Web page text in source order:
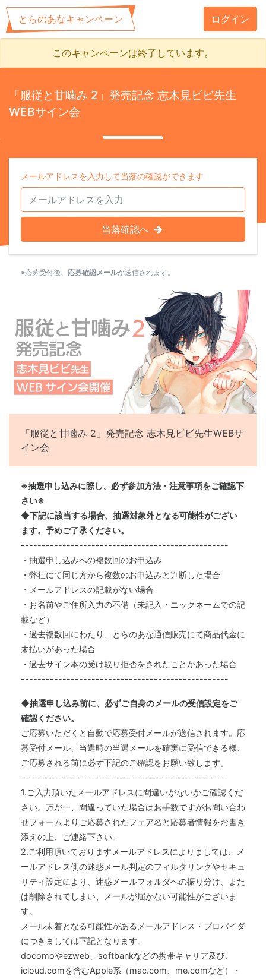
とらのあなキャンペーン ログイン
このキャンペーンは終了しています。
「服従と甘噛み 2」発売記念 志木見ビビ先生
WEBサイン会
メールアドレスを入力して当落の確認ができます
当落確認へ
※応募受付後、 応募確認メールが送信されます。
「服従と甘噛み 2」発売記念 志木見ビビ先生WEBサ
イン会
※抽選申し込みに際し、必ず参加方法・注意事項をご確認下
さい※
◆下記に該当する場合、抽選対象外となる可能性がござい
ます。予めご了承ください。
--------------------------------------------------
・抽選申し込みへの複数回のお申込み
・弊社にて同じ方から複数のお申込みと判断した場合
・メールアドレスの記載がない場合
・お名前やご住所入力の不備（未記入・ニックネームでの記
載など）
・過去複数回にわたり、とらのあな通信販売にて商品代金に
未払いがあった場合
・過去サイン本の受け取り拒否をされたことがあった場合
--------------------------------------------------
◆抽選申し込み前に、必ずご自身のメールの受信設定をご
確認ください。
ご応募いただくと自動で応募受付メールが送信されます。応
募受付メール、当選時の当選メールを確実に受信できる様、
ご応募される前に必ず下記のご確認をお願い致します。
--------------------------------------------------
1.ご入力頂いたメールアドレスに間違いがないかご確認くだ
さい。万が一、間違っていた場合はお手数ですがお問い合わ
せフォームよりご応募されたフェア名と応募者情報をお書き
添えの上、ご連絡下さい。
2.ご利用頂いておりますメールアドレスによりましては、メ
ールアドレス側の迷惑メール判定のフィルタリングやセキュ
リティ設定により、迷惑メールフォルダへの振り分け、また
は削除されてしまい、メールが届かない可能性がございま
す。
メール未着となる可能性があるメールアドレス・プロパイダ
につきましては下記となります。
docomoやezweb、softbankなどの携帯キャリア及び、
icloud.comを含むApple系（mac.com、me.comなど）・